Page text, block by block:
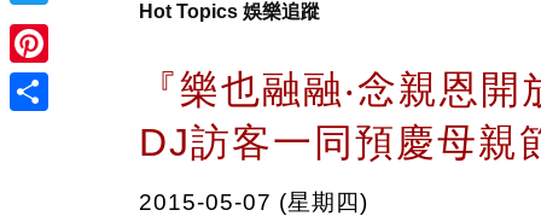
Twitter
Pinterest
Hot Topics 娛樂追蹤
『樂也融融‧念親恩開
DJ訪客一同預慶母親
2015-05-07 (星期四)